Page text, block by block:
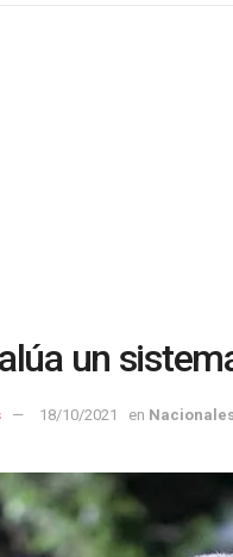
un
18/10/2021 en